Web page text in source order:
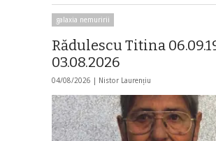
galaxia nemuririi
Rădulescu Titina
03.08.2026
04/08/2026 | Nistor Laurențiu